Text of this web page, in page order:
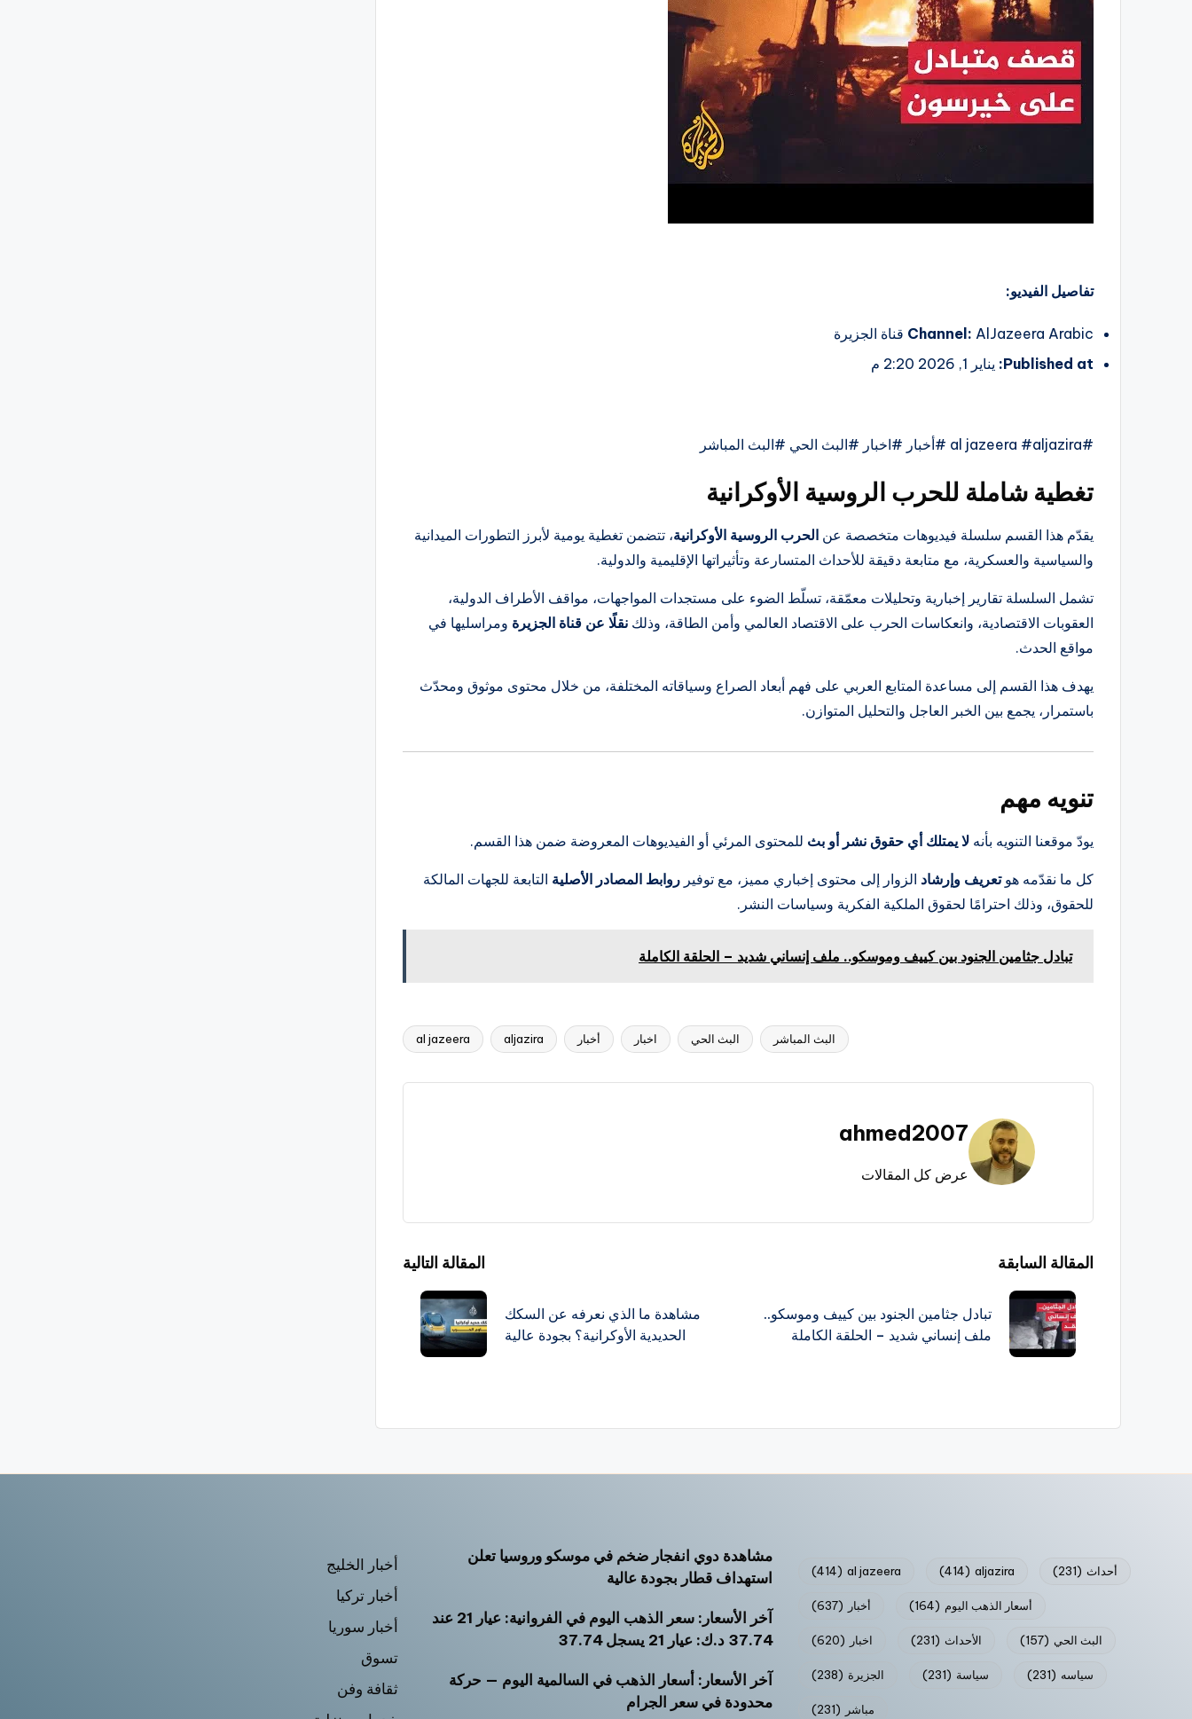
تفاصيل الفيديو:
Channel: AlJazeera Arabic قناة الجزيرة
Published at: يناير 1, 2026 2:20 م
#al jazeera #aljazira #أخبار #اخبار #البث الحي #البث المباشر
تغطية شاملة للحرب الروسية الأوكرانية
يقدّم هذا القسم سلسلة فيديوهات متخصصة عن الحرب الروسية الأوكرانية، تتضمن تغطية يومية لأبرز التطورات الميدانية
والسياسية والعسكرية، مع متابعة دقيقة للأحداث المتسارعة وتأثيراتها الإقليمية والدولية.
تشمل السلسلة تقارير إخبارية وتحليلات معمّقة، تسلّط الضوء على مستجدات المواجهات، مواقف الأطراف الدولية،
العقوبات الاقتصادية، وانعكاسات الحرب على الاقتصاد العالمي وأمن الطاقة، وذلك نقلًا عن قناة الجزيرة ومراسليها في
مواقع الحدث.
يهدف هذا القسم إلى مساعدة المتابع العربي على فهم أبعاد الصراع وسياقاته المختلفة، من خلال محتوى موثوق ومحدّث
باستمرار، يجمع بين الخبر العاجل والتحليل المتوازن.
تنويه مهم
يودّ موقعنا التنويه بأنه لا يمتلك أي حقوق نشر أو بث للمحتوى المرئي أو الفيديوهات المعروضة ضمن هذا القسم.
كل ما نقدّمه هوتعريف وإرشاد الزوار إلى محتوى إخباري مميز، مع توفير روابط المصادر الأصلية التابعة للجهات المالكة
للحقوق، وذلك احترامًا لحقوق الملكية الفكرية وسياسات النشر.
تبادل جثامين الجنود بين كييف وموسكو.. ملف إنساني شديد – الحلقة الكاملة
al jazeera aljazira أخبار اخبار البث الحي البث المباشر
ahmed2007
عرض كل المقالات
تصفّح
المقالات
المقالة السابقة
تبادل جثامين الجنود بين كييف وموسكو..
ملف إنساني شديد – الحلقة الكاملة
المقالة التالية
مشاهدة ما الذي نعرفه عن السكك
الحديدية الأوكرانية؟ بجودة عالية
al jazeera
(414) aljazira
(414) أحداث (231)
أخبار (637) أسعار الذهب اليوم (164)
اخبار (620) الأحداث (231) البث الحي (157)
الجزيرة (238) سياسة (231) سياسه (231)
مباشر (231)
مشاهدة دوي انفجار ضخم في موسكو وروسيا تعلن
استهداف قطار بجودة عالية
آخر الأسعار: سعر الذهب اليوم في الفروانية: عيار 21 عند
37.74 د.ك: عيار 21 يسجل 37.74
آخر الأسعار: أسعار الذهب في السالمية اليوم — حركة
محدودة في سعر الجرام
أخبار الخليج
أخبار تركيا
أخبار سوريا
تسوق
ثقافة وفن